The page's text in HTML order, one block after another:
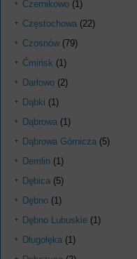
Czernikowo (1)
Częstochowa (22)
Czosnów (79)
Ćmińsk (1)
Darłowo (2)
Dąbki (1)
Dąbrowa (1)
Dąbrowa Górnicza (5)
Demlin (1)
Dębica (5)
Dębno (1)
Dębno Lubuskie (1)
Długołęka (1)